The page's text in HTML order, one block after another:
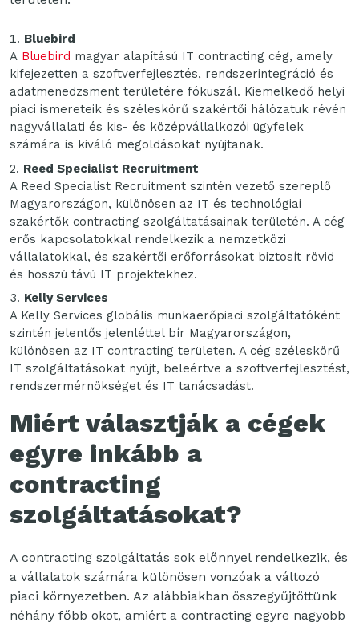
Bluebird
A Bluebird magyar alapítású IT contracting cég, amely
kifejezetten a szoftverfejlesztés, rendszerintegráció és
adatmenedzsment területére fókuszál. Kiemelkedő helyi
piaci ismereteik és széleskörű szakértői hálózatuk révén
nagyvállalati és kis- és középvállalkozói ügyfelek
számára is kiváló megoldásokat nyújtanak.
Reed Specialist Recruitment
A Reed Specialist Recruitment szintén vezető szereplő
Magyarországon, különösen az IT és technológiai
szakértők contracting szolgáltatásainak területén. A cég
erős kapcsolatokkal rendelkezik a nemzetközi
vállalatokkal, és szakértői erőforrásokat biztosít rövid
és hosszú távú IT projektekhez.
Kelly Services
A Kelly Services globális munkaerőpiaci szolgáltatóként
szintén jelentős jelenléttel bír Magyarországon,
különösen az IT contracting területen. A cég széleskörű
IT szolgáltatásokat nyújt, beleértve a szoftverfejlesztést,
rendszermérnökséget és IT tanácsadást.
Miért választják a cégek
egyre inkább a
contracting
szolgáltatásokat?
A contracting szolgáltatás sok előnnyel rendelkezik, és
a vállalatok számára különösen vonzóak a változó
piaci környezetben. Az alábbiakban összegyűjtöttünk
néhány főbb okot, amiért a contracting egyre nagyobb